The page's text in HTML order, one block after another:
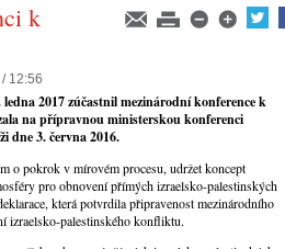
k
12:56
2017 zúčastnil mezinárodní konference k
na přípravnou ministerskou konferenci
dne 3. června 2016.
o pokrok v mírovém procesu, udržet koncept
pro obnovení přímých izraelsko-palestinských
která potvrdila připravenost mezinárodního
izraelsko-palestinského konfliktu.